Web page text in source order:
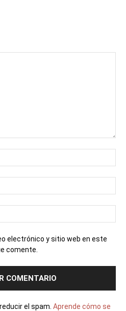
electrónico y sitio web en este
comente.
el spam. Aprende cómo se